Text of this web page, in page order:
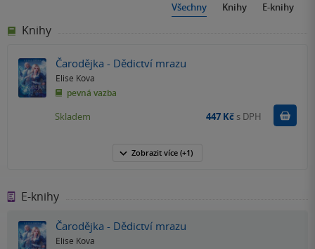
Všechny Knihy E-knihy
Knihy
Čarodějka - Dědictví mrazu
Elise Kova
pevná vazba
Skladem 447 Kč s DPH
Zobrazit více (+1)
E-knihy
Čarodějka - Dědictví mrazu
Elise Kova